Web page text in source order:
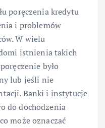
poręczenia kredytu
i problemów
W wielu
istnienia takich
było
lub jeśli nie
Banki i instytucje
do dochodzenia
może oznaczać